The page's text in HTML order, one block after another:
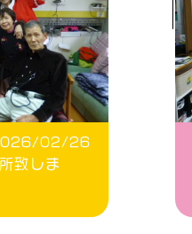
02/26
致しま